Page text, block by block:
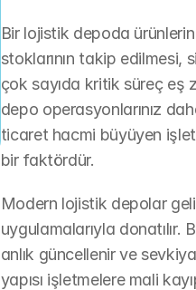
Bir lojistik depoda
stoklarının takip edilmesi,
çok sayıda kritik süreç eş
depo operasyonlarınız
ticaret hacmi büyüyen
bir faktördür.
Modern lojistik depolar
uygulamalarıyla
anlık güncellenir ve
yapısı işletmelere mali